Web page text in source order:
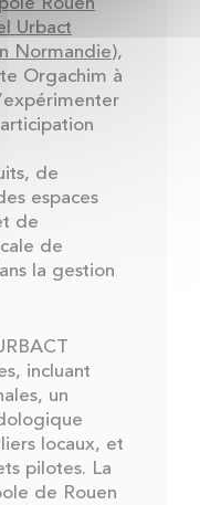
Rouen
Urbact
Normandie),
Orgachim à
de
espaces
de
de
la gestion
incluant
un
locaux, et
pilotes. La
de Rouen